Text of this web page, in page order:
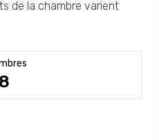
de la chambre varient
8